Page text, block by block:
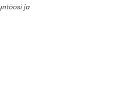
ja